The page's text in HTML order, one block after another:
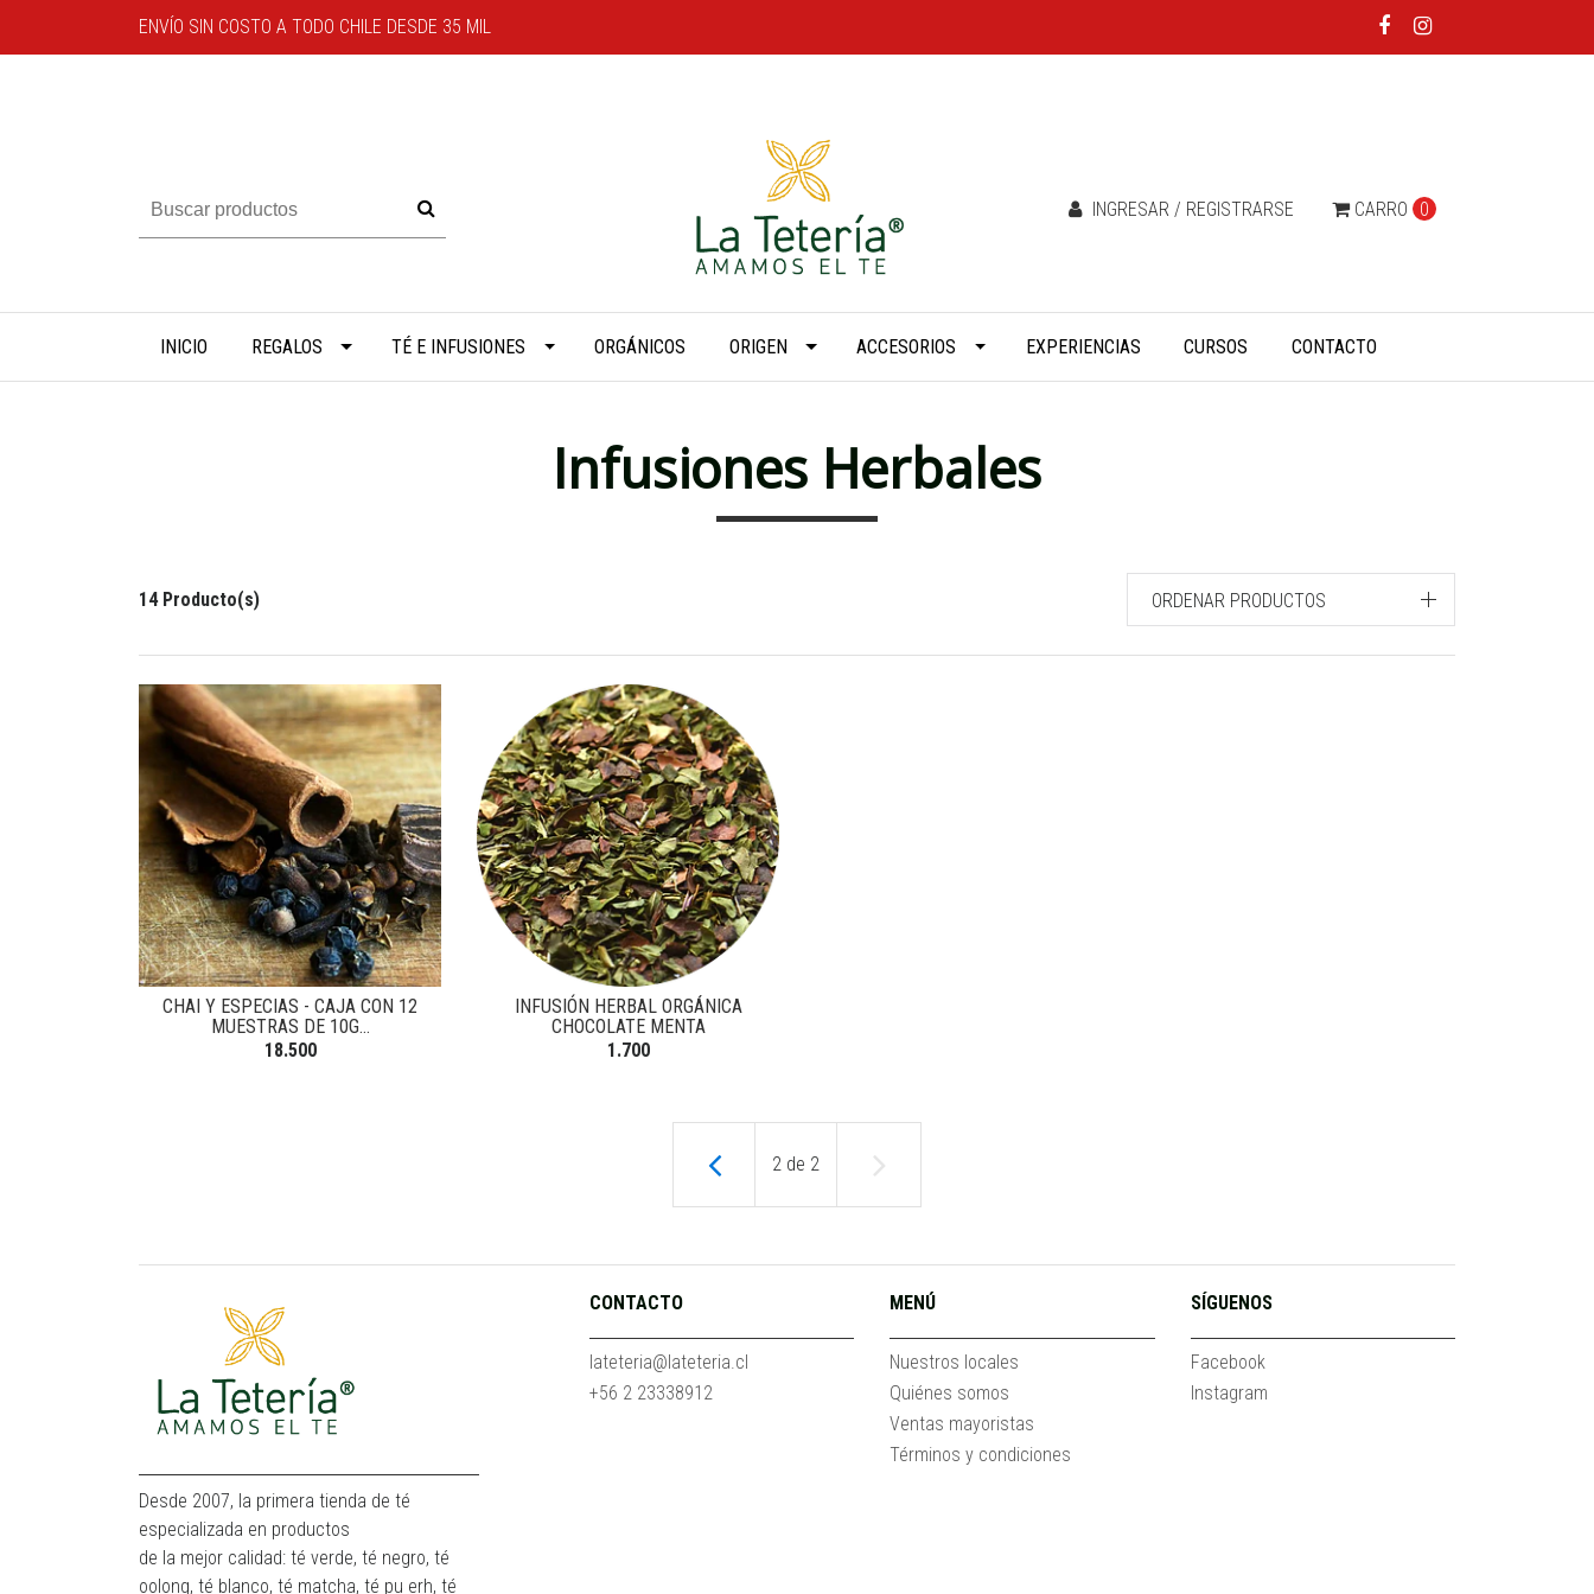
ENVÍO SIN COSTO A TODO CHILE DESDE 35 MIL
CARRO 0
INGRESAR / REGISTRARSE
INICIO REGALOS TÉ E INFUSIONES ORGÁNICOS ORIGEN ACCESORIOS EXPERIENCIAS CURSOS CONTACTO
Infusiones Herbales
14 Producto(s) ORDENAR PRODUCTOS
CHAI Y ESPECIAS - CAJA CON 12
MUESTRAS DE 10G...
18.500
INFUSIÓN HERBAL ORGÁNICA
CHOCOLATE MENTA
1.700
2 de 2
Desde 2007, la primera tienda de té
especializada en productos
de la mejor calidad: té verde, té negro, té
oolong, té blanco, té matcha, té pu erh, té
CONTACTO
lateteria@lateteria.cl
+56 2 23338912
MENÚ
Nuestros locales
Quiénes somos
Ventas mayoristas
Términos y condiciones
SÍGUENOS
Facebook
Instagram